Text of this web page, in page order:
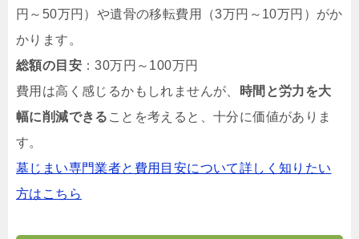
円～50万円）や遺骨の移転費用（3万円～10万円）がか
かります。
総額の目安 ：30万円～100万円
費用は高く感じるかもしれませんが、
時間と労力を大
幅に削減できる ことを考えると、十分に価値がありま
す。
墓じまい専門業者と費用目安について詳しく知りたい
方はこちら